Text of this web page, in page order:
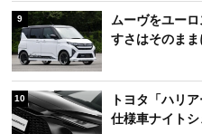
9
ムーヴをユー
すさはそのま
10
トヨタ「ハリ
仕様車ナイト